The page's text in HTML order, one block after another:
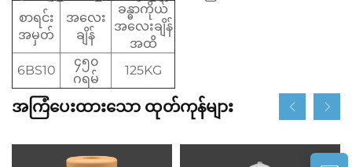
စာရင်း
အမှတ်
အလေး
ချိန်
ခန္ဓာကိုယ်
အလေးချိန်
အထိ
6BS10
၄၅၀
ဂရမ်
125KG
အကြံပေးထားသော ထုတ်ကုန်များ